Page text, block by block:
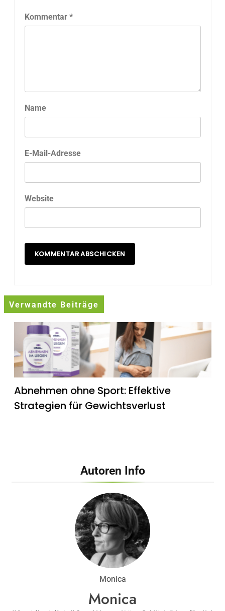
Kommentar *
Name
E-Mail-Adresse
Website
Verwandte Beiträge
Abnehmen ohne Sport: Effektive
Strategien für Gewichtsverlust
Erfahrungen nach fünf Wochen: Mein
erster Eindruck von GlukoBest
Ketoxplode Fruchtgummis – Wirkung,
Autoren Info
Monica
Monica